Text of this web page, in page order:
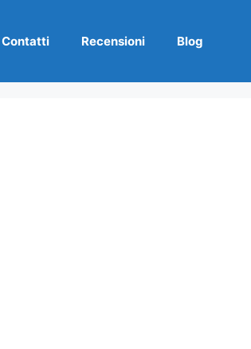
Contatti Recensioni Blog